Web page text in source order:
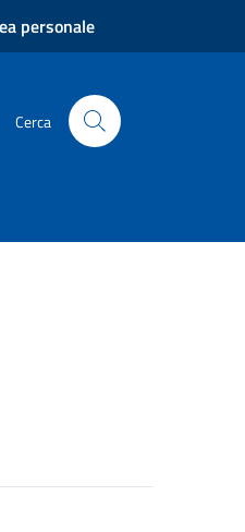
personale
Cerca